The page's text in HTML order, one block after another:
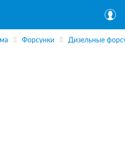
Форсунки Дизельные